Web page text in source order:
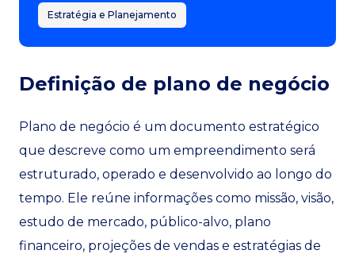
Estratégia e Planejamento
Definição de plano de negócio
Plano de negócio é um documento estratégico
que descreve como um empreendimento será
estruturado, operado e desenvolvido ao longo do
tempo. Ele reúne informações como missão, visão,
estudo de mercado, público-alvo, plano
financeiro, projeções de vendas e estratégias de